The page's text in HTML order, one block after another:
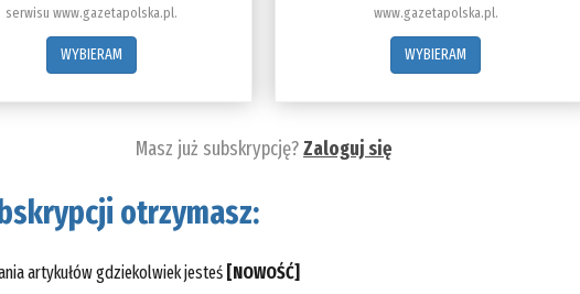
serwisu www.gazetapolska.pl.
WYBIERAM
www.gazetapolska.pl.
WYBIERAM
Masz już subskrypcję?Zaloguj się
otrzymasz:
artykułów gdziekolwiek jesteś [NOWOŚĆ]